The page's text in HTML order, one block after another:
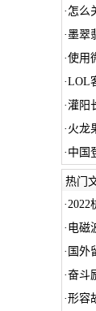
· 怎么
·墨翠
·使用
·LOL
·灌阳
· 火龙
· 中国
热门
·2022
· 电磁
· 国外
·奋斗
·形容